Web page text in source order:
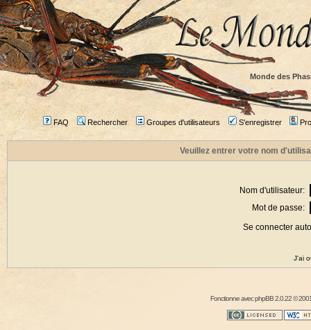
Monde des
FAQ Rechercher Groupes d'utilisateurs S'enregistrer
Veuillez entrer votre nom
Nom d'utilisateur:
Mot de passe:
Se connecter
J'ai
Fonctionne avecphpBB2.0.22 ©